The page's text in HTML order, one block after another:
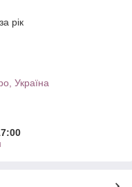
рік
Україна